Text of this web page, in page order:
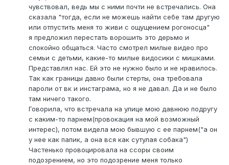
чувствовал, ведь мы с ними почти не встречались. Она
сказала "тогда, если не можешь найти себе там другую
или отпустить меня то живи с ощущением рогоносца"
я предложил перестать ворошить это дерьмо и
спокойно общаться. Часто смотрел милые видео про
семьи с детьми, какие-то милые видосики с мишками.
Представлял нас. Ей это не нужно было и не нравилось.
Так как границы давно были стерты, она требовала
пароли от вк и инстаграма, но я не давал. Да и не было
там ничего такого.
Говорила, что встречала на улице мою давнюю подругу
с каким-то парнем(провокация на мой возможный
интерес), потом видела мою бывшую с ее парнем("а он
у нее как папик, а она вся как сутулая собака")
Частенько провоцировала на ссоры своим
подозрением, но это подозрение меня только